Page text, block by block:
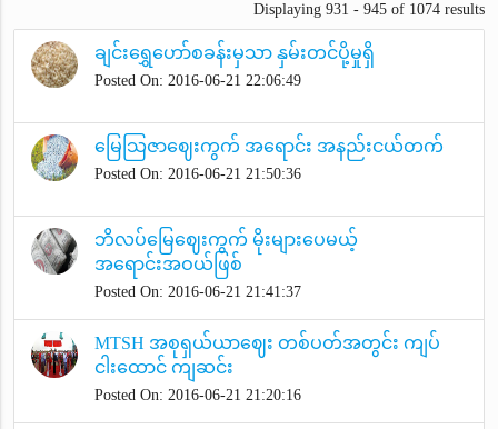
Displaying 931 - 945 of 1074 results
ချင်းရွှေဟော်စခန်းမှသာ နှမ်းတင်ပို့မှုရှိ
Posted On: 2016-06-21 22:06:49
မြေသြဇာဈေးကွက် အရောင်း အနည်းငယ်တက်
Posted On: 2016-06-21 21:50:36
ဘိလပ်မြေဈေးကွက် မိုးများပေမယ့်
အရောင်းအဝယ်ဖြစ်
Posted On: 2016-06-21 21:41:37
MTSH အစုရှယ်ယာဈေး တစ်ပတ်အတွင်း ကျပ်
ငါးထောင် ကျဆင်း
Posted On: 2016-06-21 21:20:16